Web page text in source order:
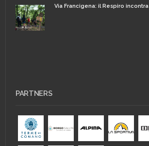
Via Francigena: il Respiro incontra
PARTNERS